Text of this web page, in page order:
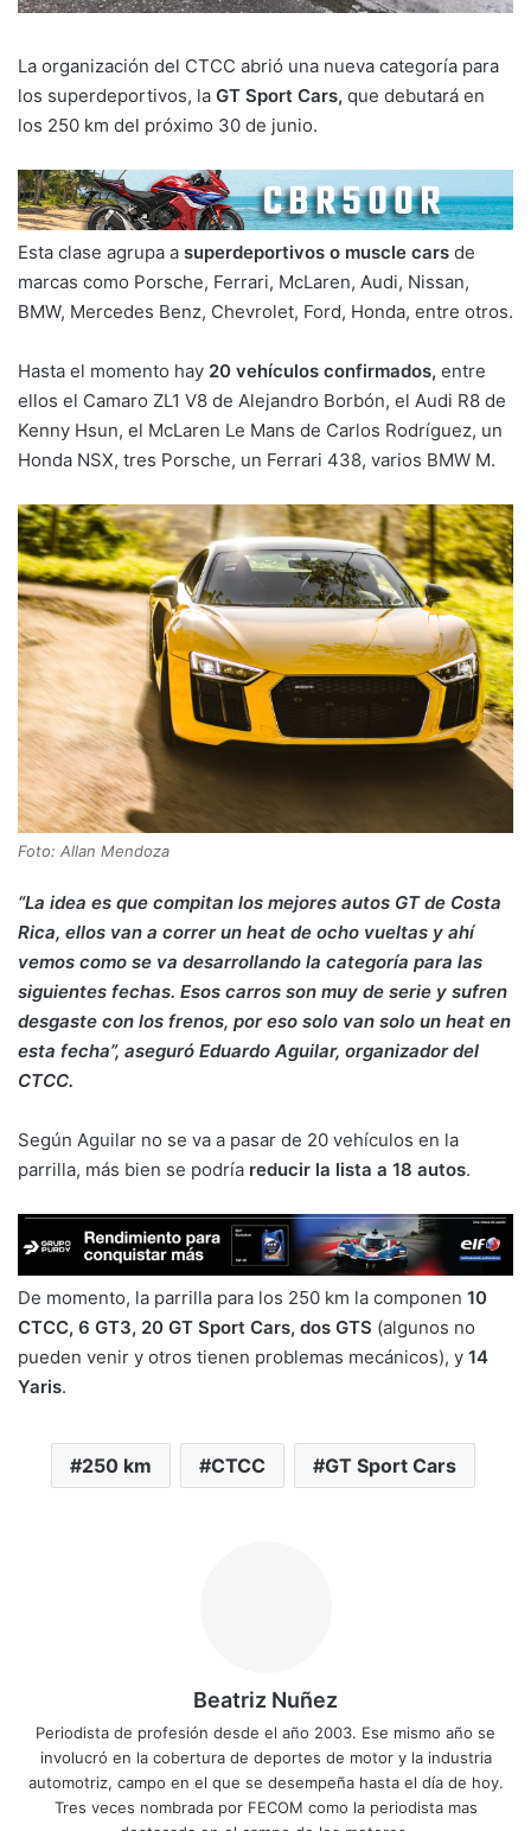
La organización del CTCC abrió una nueva categoría para
los superdeportivos, la GT Sport Cars, que debutará en
los 250 km del próximo 30 de junio.
Esta clase agrupa a superdeportivos o muscle cars de
marcas como Porsche, Ferrari, McLaren, Audi, Nissan,
BMW, Mercedes Benz, Chevrolet, Ford, Honda, entre otros.
Hasta el momento hay 20 vehículos confirmados, entre
ellos el Camaro ZL1 V8 de Alejandro Borbón, el Audi R8 de
Kenny Hsun, el McLaren Le Mans de Carlos Rodríguez, un
Honda NSX, tres Porsche, un Ferrari 438, varios BMW M.
Foto: Allan Mendoza
“La idea es que compitan los mejores autos GT de Costa
Rica, ellos van a correr un heat de ocho vueltas y ahí
vemos como se va desarrollando la categoría para las
siguientes fechas. Esos carros son muy de serie y sufren
desgaste con los frenos, por eso solo van solo un heat en
esta fecha”, aseguró Eduardo Aguilar, organizador del
CTCC.
Según Aguilar no se va a pasar de 20 vehículos en la
parrilla, más bien se podría reducir la lista a 18 autos.
De momento, la parrilla para los 250 km la componen 10
CTCC, 6 GT3, 20 GT Sport Cars, dos GTS (algunos no
pueden venir y otros tienen problemas mecánicos), y 14
Yaris.
250 km CTCC GT Sport Cars
Beatriz Nuñez
Periodista de profesión desde el año 2003. Ese mismo año se
involucró en la cobertura de deportes de motor y la industria
automotriz, campo en el que se desempeña hasta el día de hoy.
Tres veces nombrada por FECOM como la periodista mas